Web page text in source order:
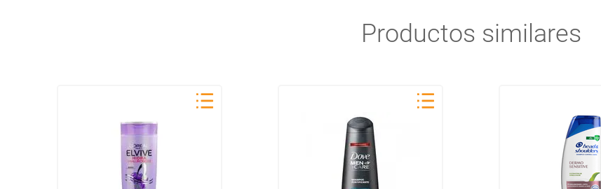
Productos similares